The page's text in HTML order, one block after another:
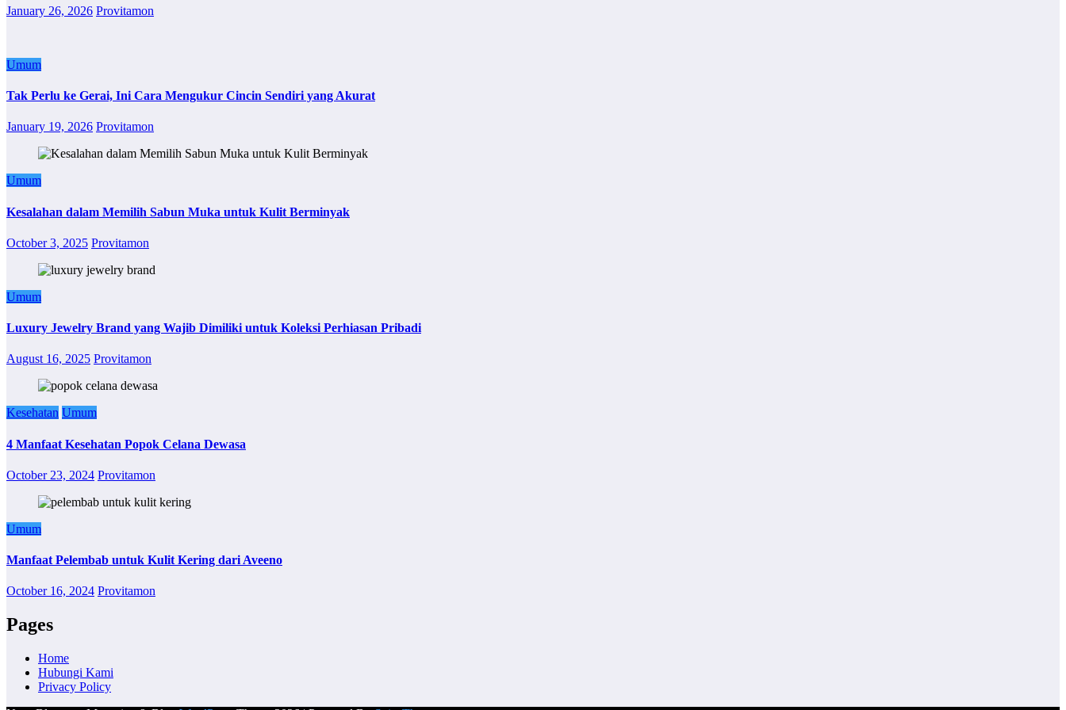
January 26, 2026 Provitamon
Umum
Tak Perlu ke Gerai, Ini Cara Mengukur Cincin Sendiri yang Akurat
January 19, 2026 Provitamon
Umum
Kesalahan dalam Memilih Sabun Muka untuk Kulit Berminyak
October 3, 2025 Provitamon
Umum
Luxury Jewelry Brand yang Wajib Dimiliki untuk Koleksi Perhiasan Pribadi
August 16, 2025 Provitamon
Kesehatan Umum
4 Manfaat Kesehatan Popok Celana Dewasa
October 23, 2024 Provitamon
Umum
Manfaat Pelembab untuk Kulit Kering dari Aveeno
October 16, 2024 Provitamon
Pages
Home
Hubungi Kami
Privacy Policy